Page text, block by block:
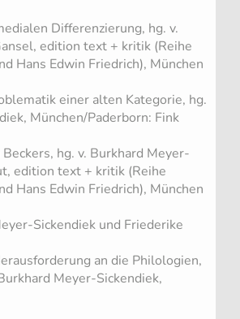
Differenzierung, hg. v.
edition text + kritik (Reihe
Hans Edwin Friedrich), München
einer alten Kategorie, hg.
München/Paderborn: Fink
hg. v. Burkhard Meyer-
edition text + kritik (Reihe
Hans Edwin Friedrich), München
Sickendiek und Friederike
an die Philologien,
Meyer-Sickendiek,